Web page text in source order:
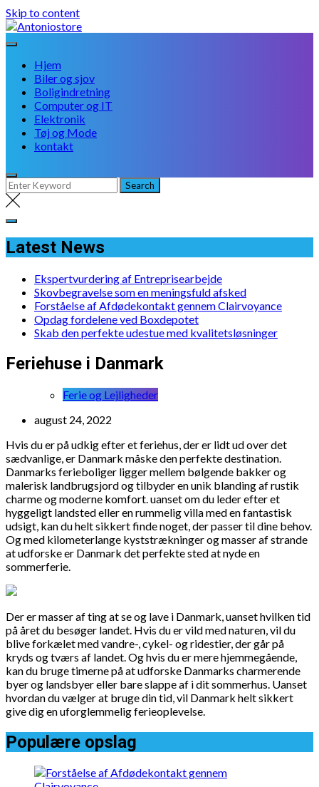
Skip to content
Hjem
Biler og sjov
Boligindretning
Computer og IT
Elektronik
Tøj og Mode
kontakt
Latest News
Ekspertvurdering af Entreprisearbejde
Skovbegravelse som en meningsfuld afsked
Forståelse af Afdødekontakt gennem Clairvoyance
Opdag fordelene ved Boxdepotet
Skab den perfekte udestue med kvalitetsløsninger
Feriehuse i Danmark
Ferie og Lejligheder
august 24, 2022
Hvis du er på udkig efter et feriehus, der er lidt ud over det
sædvanlige, er Danmark måske den perfekte destination.
Danmarks ferieboliger ligger mellem bølgende bakker og
malerisk landbrugsjord og tilbyder en unik blanding af rustik
charme og moderne komfort. uanset om du leder efter et
hyggeligt landsted eller en rummelig villa med en fantastisk
udsigt, kan du helt sikkert finde noget, der passer til dine behov.
Og med kilometerlange kyststrækninger og masser af strande
at udforske er Danmark det perfekte sted at nyde en
sommerferie.
Der er masser af ting at se og lave i Danmark, uanset hvilken tid
på året du besøger landet. Hvis du er vild med naturen, vil du
blive forkælet med vandre-, cykel- og ridestier, der går på
kryds og tværs af landet. Og hvis du er mere hjemmegående,
kan du bruge timerne på at udforske Danmarks charmerende
byer og landsbyer eller bare slappe af i dit sommerhus. Uanset
hvordan du vælger at bruge din tid, vil Danmark helt sikkert
give dig en uforglemmelig ferieoplevelse.
Populære opslag